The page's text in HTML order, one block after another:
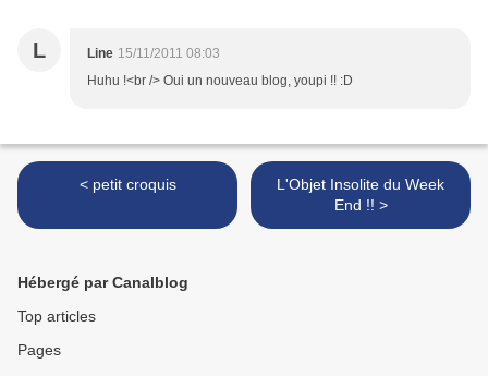
L Line 15/11/2011 08:03
Huhu !<br /> Oui un nouveau blog, youpi !! :D
< petit croquis
L'Objet Insolite du Week
End !! >
Hébergé par Canalblog
Top articles
Pages